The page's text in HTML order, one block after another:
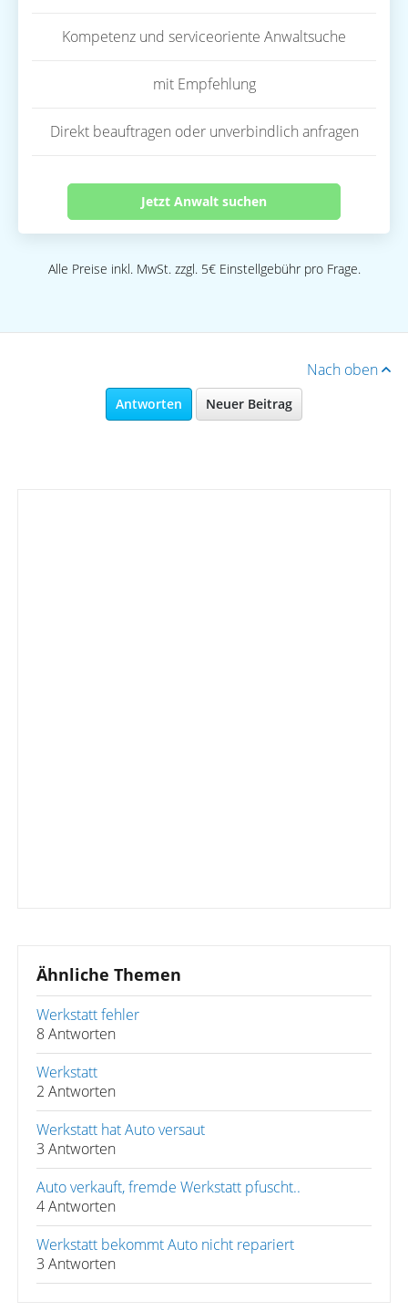
Kompetenz und serviceoriente Anwaltsuche
mit Empfehlung
Direkt beauftragen oder unverbindlich anfragen
Jetzt Anwalt suchen
Alle Preise inkl. MwSt. zzgl. 5€ Einstellgebühr pro Frage.
Nach oben
Antworten Neuer Beitrag
Ähnliche Themen
Werkstatt fehler
8 Antworten
Werkstatt
2 Antworten
Werkstatt hat Auto versaut
3 Antworten
Auto verkauft, fremde Werkstatt pfuscht..
4 Antworten
Werkstatt bekommt Auto nicht repariert
3 Antworten